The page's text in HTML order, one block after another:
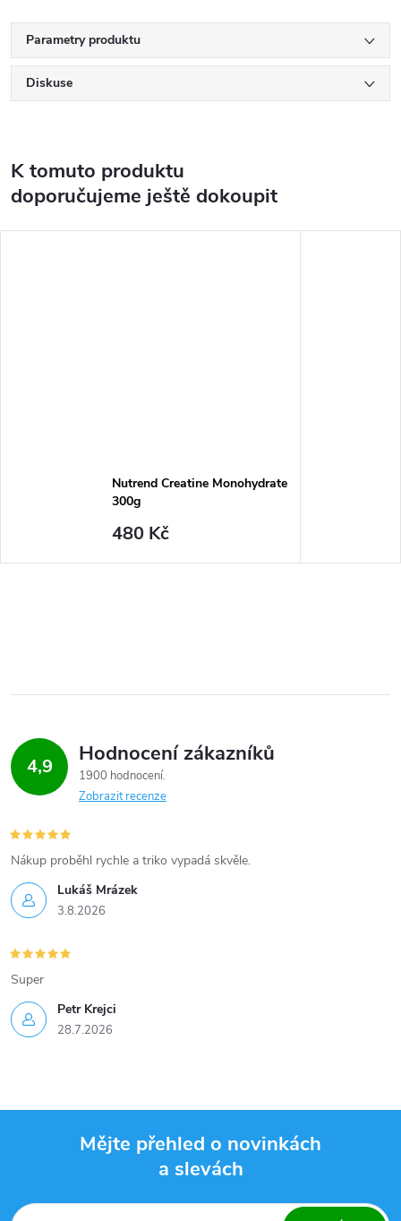
Parametry produktu
Diskuse
K tomuto produktu
doporučujeme ještě dokoupit
Nutrend Creatine Monohydrate
300g
480 Kč
4,9 Hodnocení zákazníků
1900 hodnocení
Zobrazit recenze
Lukáš Mrázek
3.8.2026
Nákup proběhl rychle a triko vypadá skvěle.
Petr Krejci
28.7.2026
Super
Mějte přehled o novinkách
a slevách